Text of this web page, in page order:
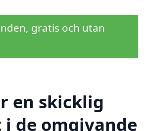
gratis och utan
en skicklig
de omgivande